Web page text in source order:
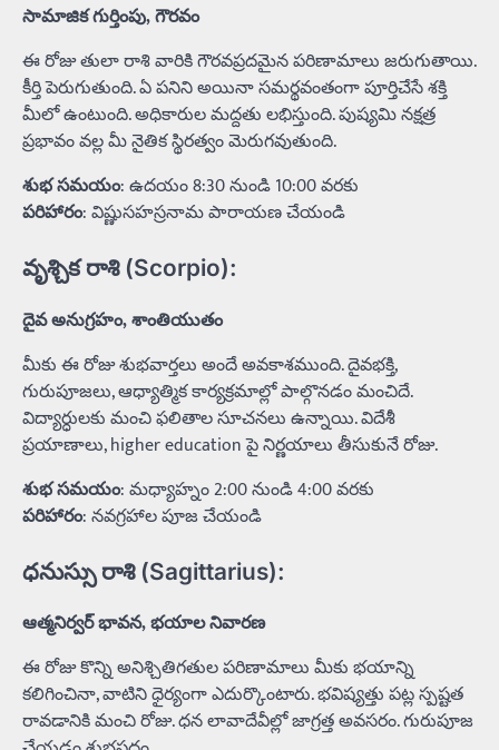
సామాజిక గుర్తింపు, గౌరవం
ఈ రోజు తులా రాశి వారికి గౌరవప్రదమైన పరిణామాలు జరుగుతాయి.
కీర్తి పెరుగుతుంది. ఏ పనిని అయినా సమర్థవంతంగా పూర్తిచేసే శక్తి
మీలో ఉంటుంది. అధికారుల మద్దతు లభిస్తుంది. పుష్యమి నక్షత్ర
ప్రభావం వల్ల మీ నైతిక స్థిరత్వం మెరుగవుతుంది.
శుభ సమయం: ఉదయం 8:30 నుండి 10:00 వరకు
పరిహారం: విష్ణుసహస్రనామ పారాయణ చేయండి
వృశ్చిక రాశి (Scorpio):
దైవ అనుగ్రహం, శాంతియుతం
మీకు ఈ రోజు శుభవార్తలు అందే అవకాశముంది. దైవభక్తి,
గురుపూజలు, ఆధ్యాత్మిక కార్యక్రమాల్లో పాల్గొనడం మంచిదే.
విద్యార్ధులకు మంచి ఫలితాల సూచనలు ఉన్నాయి. విదేశీ
ప్రయాణాలు, higher education పై నిర్ణయాలు తీసుకునే రోజు.
శుభ సమయం: మధ్యాహ్నం 2:00 నుండి 4:00 వరకు
పరిహారం: నవగ్రహాల పూజ చేయండి
ధనుస్సు రాశి (Sagittarius):
ఆత్మనిర్వర్ భావన, భయాల నివారణ
ఈ రోజు కొన్ని అనిశ్చితిగతుల పరిణామాలు మీకు భయాన్ని
కలిగించినా, వాటిని ధైర్యంగా ఎదుర్కొంటారు. భవిష్యత్తు పట్ల స్పష్టత
రావడానికి మంచి రోజు. ధన లావాదేవీల్లో జాగ్రత్త అవసరం. గురుపూజ